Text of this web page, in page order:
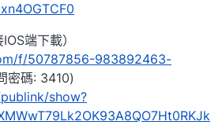
端下載）
f/50787856-983892463-
密碼: 3410)
show?